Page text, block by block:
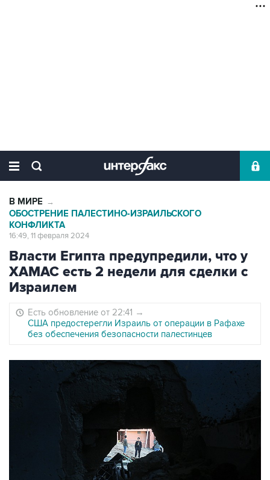
В МИРЕ →
ОБОСТРЕНИЕ ПАЛЕСТИНО-ИЗРАИЛЬСКОГО
КОНФЛИКТА
16:49, 11 февраля 2024
Власти Египта предупредили, что у
ХАМАС есть 2 недели для сделки с
Израилем
Есть обновление от 22:41 →
США предостерегли Израиль от операции в Рафахе
без обеспечения безопасности палестинцев